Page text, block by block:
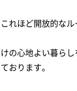
れほど開放的な
の心地よい暮らし
おります。